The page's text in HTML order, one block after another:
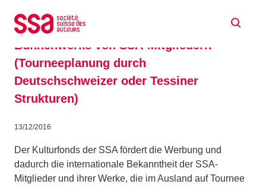
internationalen Werbung für
Bühnenwerke von SSA-Mitgliedern
(Tourneeplanung durch
Deutschschweizer oder Tessiner
Strukturen)
13/12/2016
Der Kulturfonds der SSA fördert die Werbung und
dadurch die internationale Bekanntheit der SSA-
Mitglieder und ihrer Werke, die im Ausland auf Tournee